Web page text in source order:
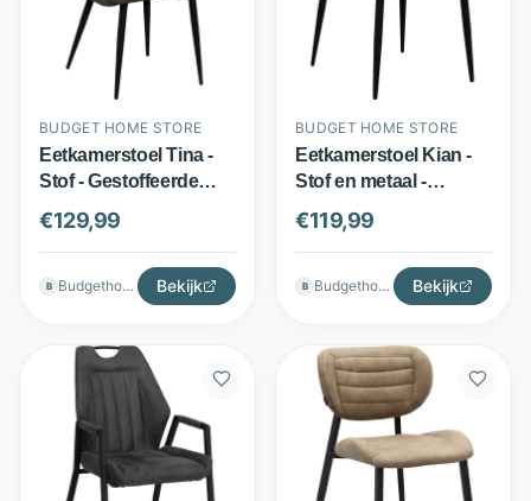
BUDGET HOME STORE
Eetkamerstoel Tina -
Stof - Gestoffeerde
armleuningen -
Diverse kleuren -
Budget Home Store
€129,99
B Budgethomestore Bekijk
BUDGET HOME STORE
Eetkamerstoel Kian -
Stof en metaal -
Sierstiksels - Antraciet
- Budget Home Store
€119,99
B Budgethomestore Bekijk